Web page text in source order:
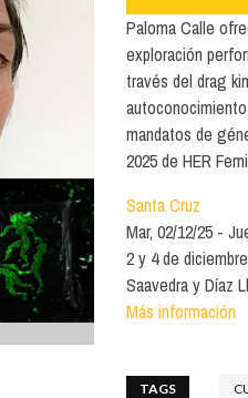
Norte
Santa Cruz | La
Islas
SALAS Y AUDITORIOS
ESPACIOS CULTURALES
LOCALES CON ACTUACIONES
COMERCIO
GASTRO
FORMATIVO
Paloma Calle
exploración
través del drag
mandatos de
2025 de HER
Santa Cruz
Mar, 02/12/25
2 y 4 de
Saavedra y Díaz
Más información
TAGS